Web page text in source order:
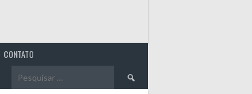
CONTATO
Pesquisar
por: